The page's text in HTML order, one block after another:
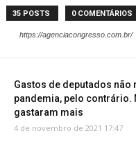
35 POSTS 0 COMENTÁRIOS
https://agenciacongresso.com.br/
Gastos de deputados não
pandemia, pelo contrário.
gastaram mais
4 de novembro de 2021 17:47